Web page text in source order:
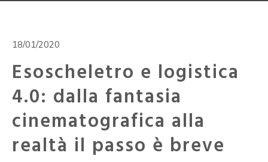
18/01/2020
Esoscheletro e logistica
4.0: dalla fantasia
cinematografica alla
realtà il passo è breve